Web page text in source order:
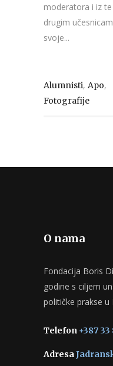
moderatora i iz
drugim
svoje...
Alumnisti, Apo,
Fotografije
O nama
Fondacija Boris
godine s ciljem
političke prakse u
Telefon +387 33
Adresa